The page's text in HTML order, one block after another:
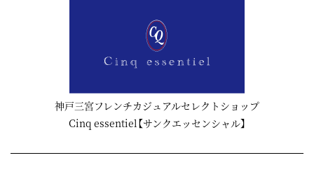
神戸三宮フレンチカジュアルセレクトショップ
Cinq essentiel【サンクエッセンシャル】